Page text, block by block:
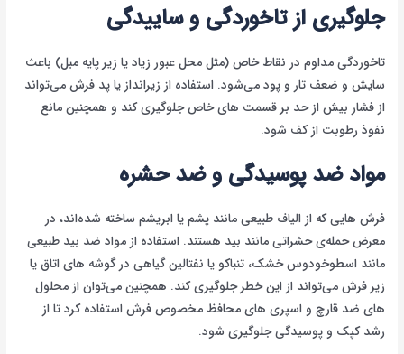
جلوگیری از تاخوردگی و ساییدگی
تاخوردگی مداوم در نقاط خاص (مثل محل عبور زیاد یا زیر پایه مبل) باعث
سایش و ضعف تار و پود می‌شود. استفاده از زیرانداز یا پد فرش می‌تواند
از فشار بیش از حد بر قسمت های خاص جلوگیری کند و همچنین مانع
نفوذ رطوبت از کف شود.
مواد ضد پوسیدگی و ضد حشره
فرش هایی که از الیاف طبیعی مانند پشم یا ابریشم ساخته شده‌اند، در
معرض حمله‌ی حشراتی مانند بید هستند. استفاده از مواد ضد بید طبیعی
مانند اسطوخودوس خشک، تنباکو یا نفتالین گیاهی در گوشه های اتاق یا
زیر فرش می‌تواند از این خطر جلوگیری کند. همچنین می‌توان از محلول
های ضد قارچ و اسپری های محافظ مخصوص فرش استفاده کرد تا از
رشد کپک و پوسیدگی جلوگیری شود.